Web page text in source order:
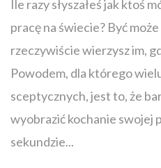
Ile razy słyszałeś jak ktoś
pracę na świecie? Być
rzeczywiście wierzysz im,
Powodem, dla którego
sceptycznych, jest to, że
wyobrazić kochanie swojej
sekundzie...